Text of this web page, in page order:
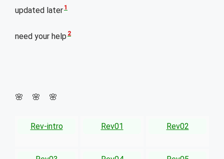
updated later 1
need your help 2
🌸 🌸 🌸
Rev-intro Rev01 Rev02